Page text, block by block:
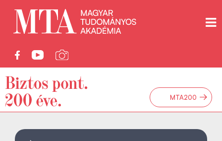
MTA200 →